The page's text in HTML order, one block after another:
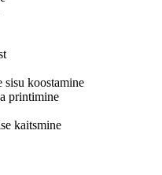
koostamine
printimine
kaitsmine